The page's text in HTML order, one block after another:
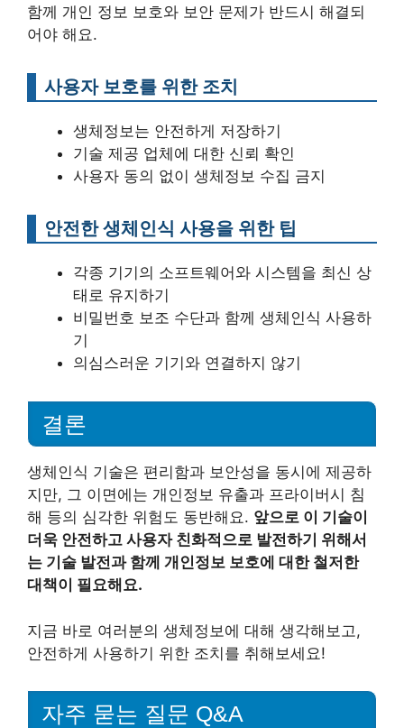
함께 개인 정보 보호와 보안 문제가 반드시 해결되
어야 해요.
사용자 보호를 위한 조치
생체정보는 안전하게 저장하기
기술 제공 업체에 대한 신뢰 확인
사용자 동의 없이 생체정보 수집 금지
안전한 생체인식 사용을 위한 팁
각종 기기의 소프트웨어와 시스템을 최신 상
태로 유지하기
비밀번호 보조 수단과 함께 생체인식 사용하
기
의심스러운 기기와 연결하지 않기
결론
생체인식 기술은 편리함과 보안성을 동시에 제공하
지만, 그 이면에는 개인정보 유출과 프라이버시 침
해 등의 심각한 위험도 동반해요. 앞으로 이 기술이
더욱 안전하고 사용자 친화적으로 발전하기 위해서
는 기술 발전과 함께 개인정보 보호에 대한 철저한
대책이 필요해요.
지금 바로 여러분의 생체정보에 대해 생각해보고,
안전하게 사용하기 위한 조치를 취해보세요!
자주 묻는 질문 Q&A